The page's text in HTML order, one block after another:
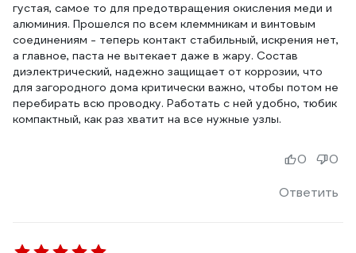
густая, самое то для предотвращения окисления меди и
алюминия. Прошелся по всем клеммникам и винтовым
соединениям - теперь контакт стабильный, искрения нет,
а главное, паста не вытекает даже в жару. Состав
диэлектрический, надежно защищает от коррозии, что
для загородного дома критически важно, чтобы потом не
перебирать всю проводку. Работать с ней удобно, тюбик
компактный, как раз хватит на все нужные узлы.
Ответить
0 0